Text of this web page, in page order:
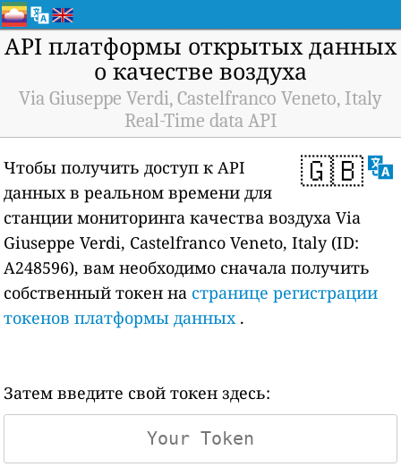
API платформы открытых данных
о качестве воздуха
Via Giuseppe Verdi, Castelfranco Veneto, Italy
Real-Time data API
🇬🇧
Чтобы получить доступ к API
данных в реальном времени для
станции мониторинга качества воздуха Via
Giuseppe Verdi, Castelfranco Veneto, Italy (ID:
A248596), вам необходимо сначала получить
собственный токен на странице регистрации
токенов платформы данных.
Затем введите свой токен здесь: